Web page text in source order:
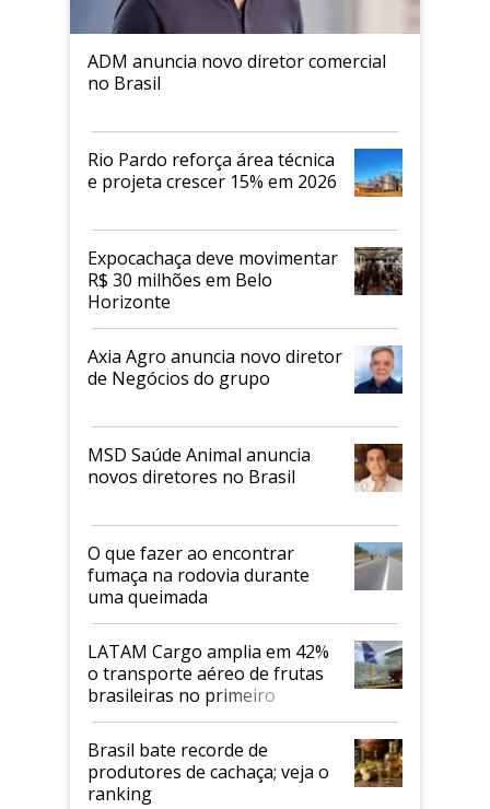
ADM anuncia novo diretor comercial
no Brasil
Rio Pardo reforça área técnica
e projeta crescer 15% em 2026
Expocachaça deve movimentar
R$ 30 milhões em Belo
Horizonte
Axia Agro anuncia novo diretor
de Negócios do grupo
MSD Saúde Animal anuncia
novos diretores no Brasil
O que fazer ao encontrar
fumaça na rodovia durante
uma queimada
LATAM Cargo amplia em 42%
o transporte aéreo de frutas
brasileiras no primeiro
semestre
Brasil bate recorde de
produtores de cachaça; veja o
ranking